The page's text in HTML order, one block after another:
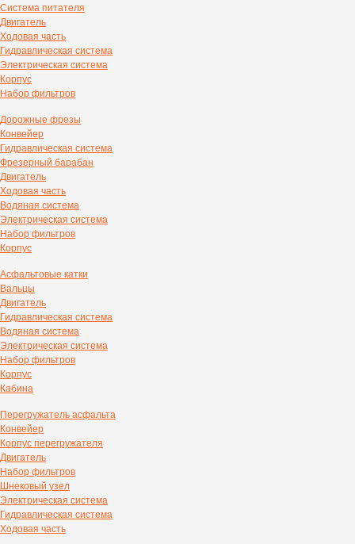
Система питателя
Двигатель
Ходовая часть
Гидравлическая система
Электрическая система
Корпус
Набор фильтров
Дорожные фрезы
Конвейер
Гидравлическая система
Фрезерный барабан
Двигатель
Ходовая часть
Водяная система
Электрическая система
Набор фильтров
Корпус
Асфальтовые катки
Вальцы
Двигатель
Гидравлическая система
Водяная система
Электрическая система
Набор фильтров
Корпус
Кабина
Перегружатель асфальта
Конвейер
Корпус перегружателя
Двигатель
Набор фильтров
Шнековый узел
Электрическая система
Гидравлическая система
Ходовая часть